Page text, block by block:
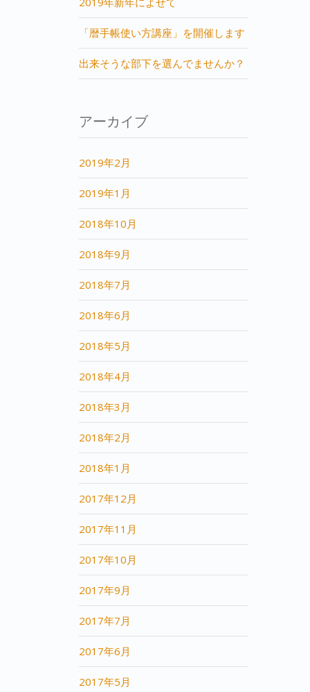
「暦手帳使い方講座」を開催します
出来そうな部下を選んでませんか？
アーカイブ
2019年2月
2019年1月
2018年10月
2018年9月
2018年7月
2018年6月
2018年5月
2018年4月
2018年3月
2018年2月
2018年1月
2017年12月
2017年11月
2017年10月
2017年9月
2017年7月
2017年6月
2017年5月